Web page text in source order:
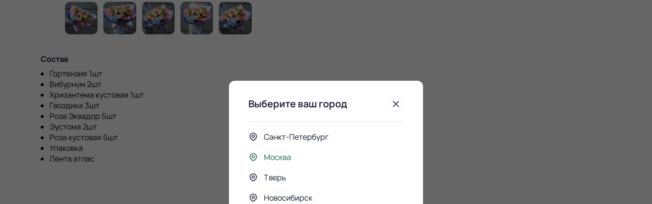
Состав
Гортензия 1шт
Вибурнум 2шт
Хризантема кустовая 1шт
Гвоздика 3шт
Роза Эквадор 5шт
Эустома 2шт
Роза кустовая 5шт
Упаковка
Лента атлас
Выберите ваш город
Санкт-Петербург
Москва
Тверь
Новосибирск